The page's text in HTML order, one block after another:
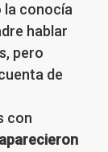
la conocía
hablar
pero
de
con